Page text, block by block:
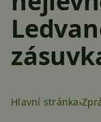
Hlavní stránka